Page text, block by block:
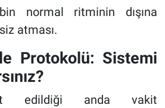
normal ritminin dışına
atması.
Protokolü: Sistemi
edildiği anda vakit